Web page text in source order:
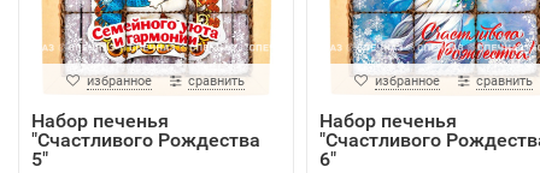
избранное сравнить
Набор печенья
"Счастливого Рождества
5"
избранное сравнить
Набор печенья
"Счастливого
6"